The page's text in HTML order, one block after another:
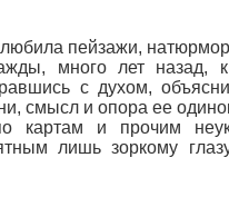
пейзажи,
много лет назад,
с духом,
смысл и опора ее
картам и прочим
лишь зоркому